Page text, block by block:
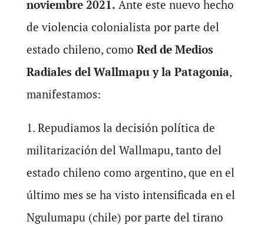
noviembre 2021. Ante este nuevo hecho
de violencia colonialista por parte del
estado chileno, como Red de Medios
Radiales del Wallmapu y la Patagonia,
manifestamos:
1. Repudiamos la decisión política de
militarización del Wallmapu, tanto del
estado chileno como argentino, que en el
último mes se ha visto intensificada en el
Ngulumapu (chile) por parte del tirano